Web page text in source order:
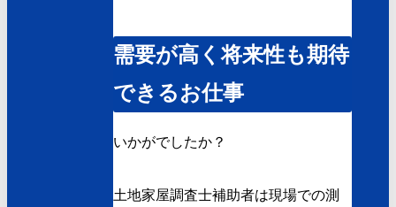
需要が高く将来性も期待
できるお仕事
いかがでしたか？
土地家屋調査士補助者は現場での測